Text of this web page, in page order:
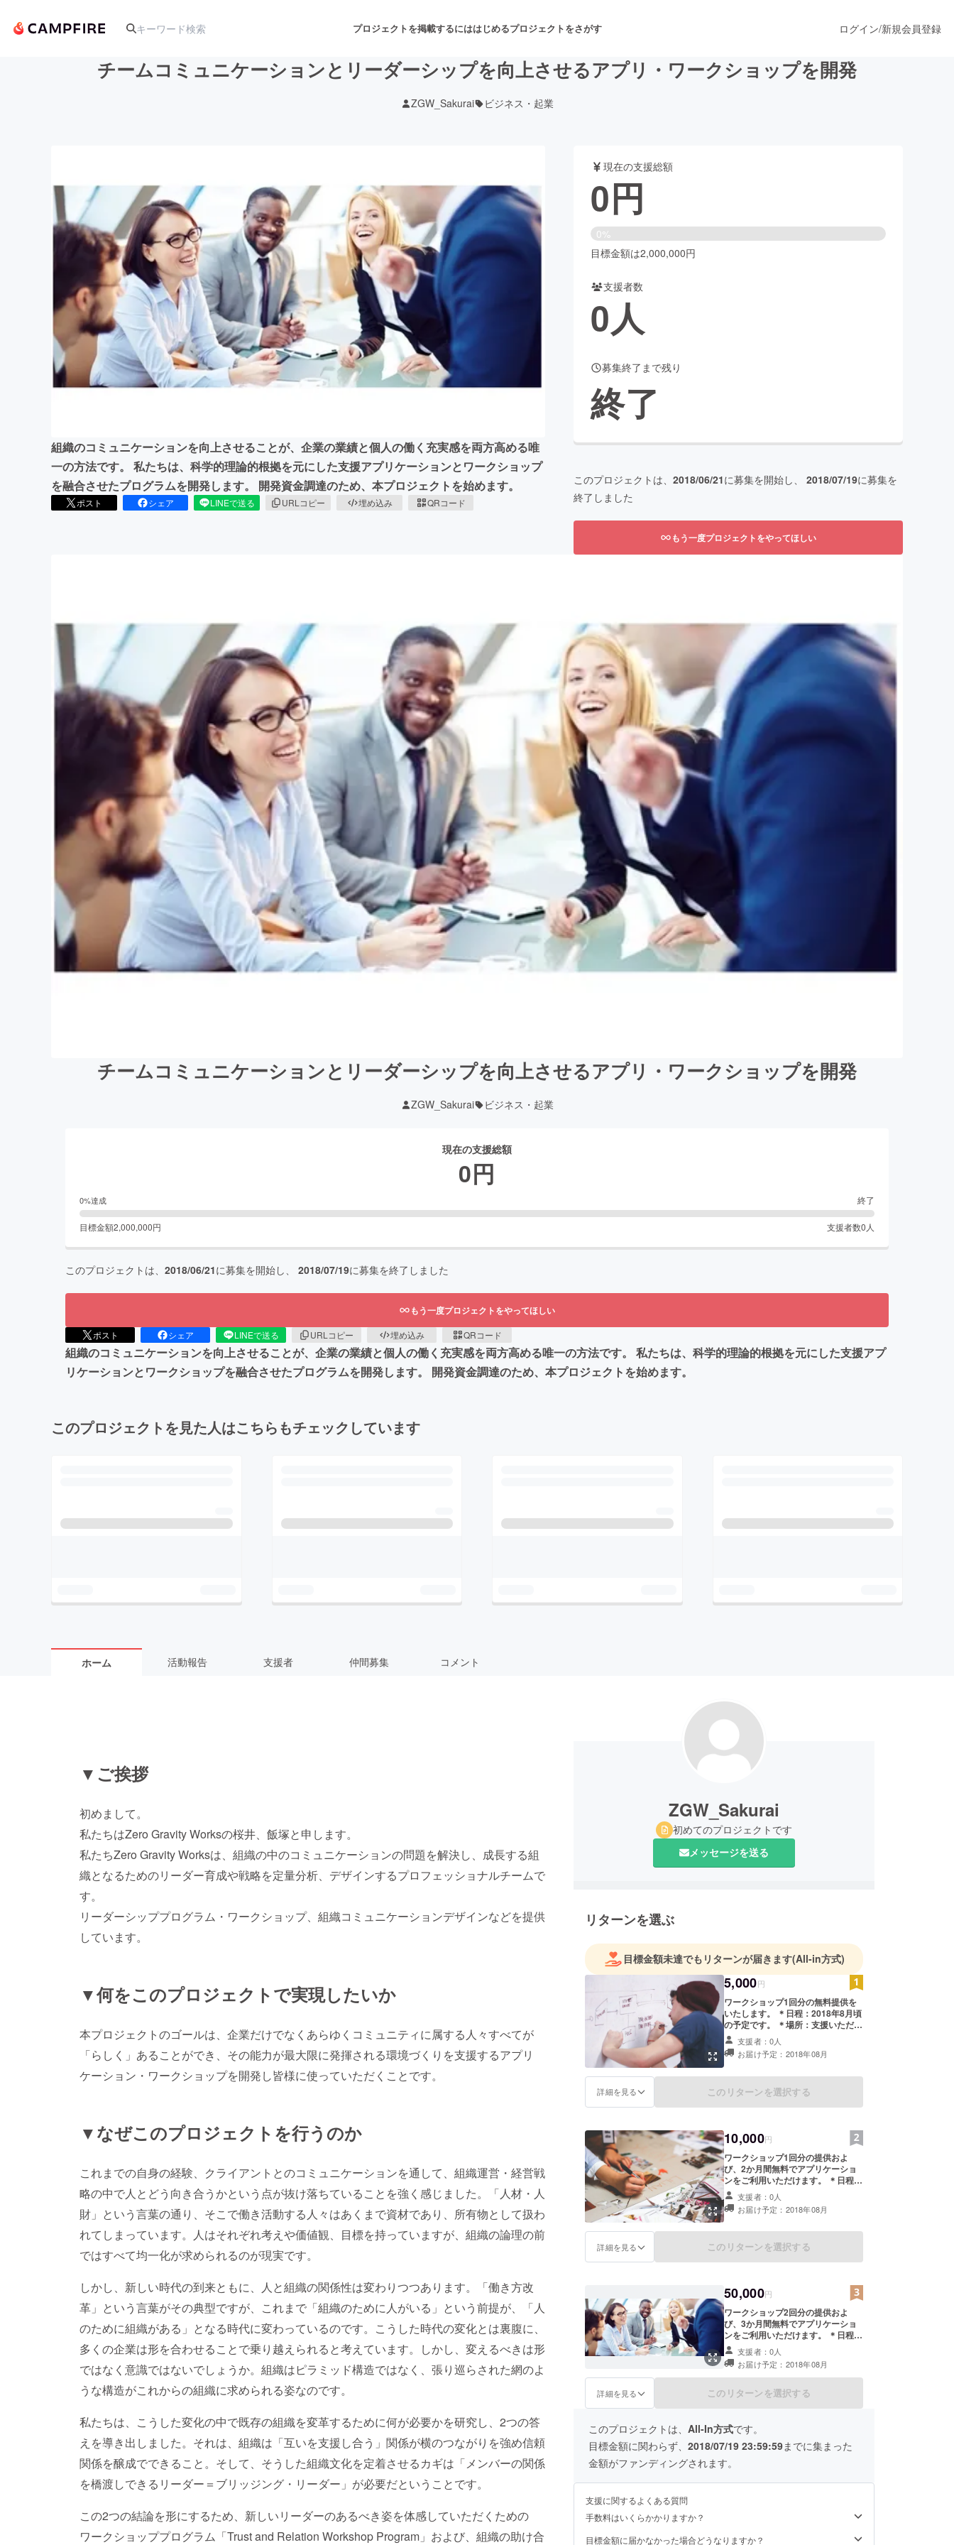
プロジェクトを掲載するにははじめるプロジェクトをさがす
舞台・パフォーマンス
テクノロジー・ガジェット ゲーム・サービス開発 フード・飲食店
映像・映画 書籍・雑誌出版 アニメ・漫画
ビジネス・起業 チャレンジ ビューティー・ヘルスケア
まちづくり・地域活性化
CAMPFIRE for Social Good
ログイン/新規会員登録
チームコミュニケーションとリーダーシップを向上させるアプリ・ワークショップを開発
ZGW_Sakurai ビジネス・起業
組織のコミュニケーションを向上させることが、企業の業績と個人の働く充実感を両方高める唯
一の方法です。 私たちは、科学的理論的根拠を元にした支援アプリケーションとワークショップ
を融合させたプログラムを開発します。 開発資金調達のため、本プロジェクトを始めます。
ポスト シェア LINEで送る URLコピー 埋め込み QRコード
現在の支援総額
0円
0%
目標金額は2,000,000円
支援者数
0人
募集終了まで残り
終了
このプロジェクトは、 2018/06/21に募集を開始し、 2018/07/19に募集を
終了しました
もう一度プロジェクトをやってほしい
チームコミュニケーションとリーダーシップを向上させるアプリ・ワークショップを開発
ZGW_Sakurai ビジネス・起業
現在の支援総額
0円
0%達成 終了
目標金額2,000,000円 支援者数0 人
このプロジェクトは、 2018/06/21に募集を開始し、 2018/07/19に募集を終了しました
もう一度プロジェクトをやってほしい
ポスト シェア LINEで送る URLコピー 埋め込み QRコード
組織のコミュニケーションを向上させることが、企業の業績と個人の働く充実感を両方高める唯一の方法です。 私たちは、科学的理論的根拠を元にした支援アプ
リケーションとワークショップを融合させたプログラムを開発します。 開発資金調達のため、本プロジェクトを始めます。
このプロジェクトを見た人はこちらもチェックしています
ホーム 活動報告 支援者 仲間募集 コメント
▼ご挨拶
初めまして。
私たちはZero Gravity Worksの桜井、飯塚と申します。
私たちZero Gravity Worksは、組織の中のコミュニケーションの問題を解決し、成長する組
織となるためのリーダー育成や戦略を定量分析、デザインするプロフェッショナルチームで
す。
リーダーシッププログラム・ワークショップ、組織コミュニケーションデザインなどを提供
しています。
▼何をこのプロジェクトで実現したいか
本プロジェクトのゴールは、企業だけでなくあらゆくコミュニティに属する人々すべてが
「らしく」あることができ、その能力が最大限に発揮される環境づくりを支援するアプリ
ケーション・ワークショップを開発し皆様に使っていただくことです。
▼なぜこのプロジェクトを行うのか
これまでの自身の経験、クライアントとのコミュニケーションを通して、組織運営・経営戦
略の中で人とどう向き合うかという点が抜け落ちていることを強く感じました。「人材・人
財」という言葉の通り、そこで働き活動する人々はあくまで資材であり、所有物として扱わ
れてしまっています。人はそれぞれ考えや価値観、目標を持っていますが、組織の論理の前
ではすべて均一化が求められるのが現実です。
しかし、新しい時代の到来ともに、人と組織の関係性は変わりつつあります。「働き方改
革」という言葉がその典型ですが、これまで「組織のために人がいる」という前提が、「人
のために組織がある」となる時代に変わっているのです。こうした時代の変化とは裏腹に、
多くの企業は形を合わせることで乗り越えられると考えています。しかし、変えるべきは形
ではなく意識ではないでしょうか。組織はピラミッド構造ではなく、張り巡らされた網のよ
うな構造がこれからの組織に求められる姿なのです。
私たちは、こうした変化の中で既存の組織を変革するために何が必要かを研究し、2つの答
えを導き出しました。それは、組織は「互いを支援し合う」関係が横のつながりを強め信頼
関係を醸成でできること。そして、そうした組織文化を定着させるカギは「メンバーの関係
を橋渡しできるリーダー＝ブリッジング・リーダー」が必要だということです。
この2つの結論を形にするため、新しいリーダーのあるべき姿を体感していただくための
ワークショッププログラム「Trust and Relation Workshop Program」および、組織の助け合
ZGW_Sakurai
初めてのプロジェクトです
メッセージを送る
リターンを選ぶ
目標金額未達でもリターンが届きます(All-in方式)
5,000円
ワークショップ1回分の無料提供を
いたします。 ＊日程：2018年8月頃
の予定です。 ＊場所：支援いただき
ました方の所属される組織の所在地
近辺を予定しています。 ＊人数制
限：特になし ＊ご支援いただきまし
の必要はございません。
支援者：0人
お届け予定：2018年08月
詳細を見る このリターンを選択する
10,000円
ワークショップ1回分の提供およ
び、2か月間無料でアプリケーショ
ンをご利用いただけます。 ＊日程：
2018年8月頃の予定です。 ＊場所：
支援いただきました方の所属される
組織の所在地近辺を予定していま
組織の所在地にて開催の予定のた
支援者：0人
お届け予定：2018年08月
詳細を見る このリターンを選択する
50,000円
ワークショップ2回分の提供およ
び、3か月間無料でアプリケーショ
ンをご利用いただけます。 ＊日程：
2018年8月頃の予定です。 ＊場所：
支援いただきました方の所属される
組織の所在地近辺を予定していま
す。 ＊人数制限：特になし ＊ご支
援いただきました方の交通費：所属
せん。
支援者：0人
お届け予定：2018年08月
詳細を見る このリターンを選択する
このプロジェクトは、 All-In方式です。
目標金額に関わらず、 2018/07/19 23:59:59までに集まった
金額がファンディングされます。
支援に関するよくある質問
手数料はいくらかかりますか？
目標金額に届かなかった場合どうなりますか？